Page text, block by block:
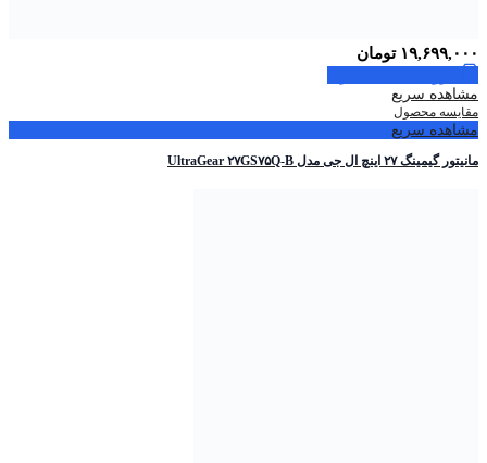
۱۹,۶۹۹,۰۰۰ تومان
مشاهده سریع
مقایسه محصول
مشاهده سریع
مانیتور گیمینگ ۲۷ اینچ ال جی مدل UltraGear ۲۷GS۷۵Q-B